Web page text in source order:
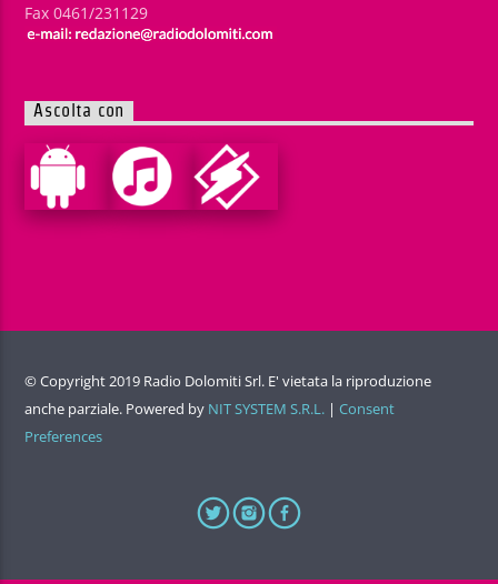
Fax 0461/231129
Ascolta con
© Copyright 2019 Radio Dolomiti Srl. E' vietata la riproduzione
anche parziale. Powered by NIT SYSTEM S.R.L. | Consent
Preferences